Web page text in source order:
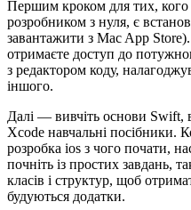
Першим кроком для тих, кого
розробником з нуля, є
завантажити з Mac App
отримаєте доступ до
з редактором коду,
іншого.
Далі — вивчіть основи Swift,
Xcode навчальні посібники.
розробка ios з чого почати,
почніть із простих завдань,
класів і структур, щоб
будуються додатки.